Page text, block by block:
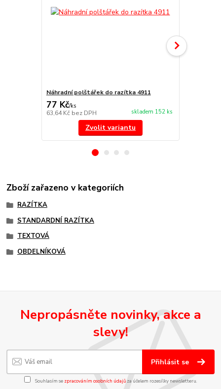
Náhradní polštářek do razítka 4911
77 Kč/ks
63,64 Kč bez DPH skladem 152 ks
Zvolit variantu
Zboží zařazeno v kategoriích
RAZÍTKA
STANDARDNÍ RAZÍTKA
TEXTOVÁ
OBDELNÍKOVÁ
Nepropásněte novinky, akce a
slevy!
Přihlásit se
Souhlasím se zpracováním osobních údajůza účelem rozesílky newsletteru.